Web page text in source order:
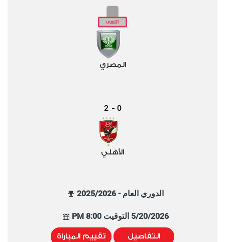
المصري
0
-
2
الأهلي
الدوري العام - 2025/2026
5/20/2026 التوقيت 8:00 PM
التفاصيل تقييم المباراة